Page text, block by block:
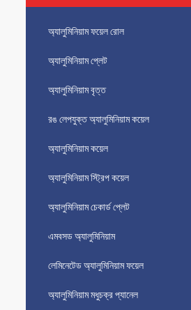
অ্যালুমিনিয়াম ফয়েল রোল
অ্যালুমিনিয়াম প্লেট
অ্যালুমিনিয়াম বৃত্ত
রঙ লেপযুক্ত অ্যালুমিনিয়াম কয়েল
অ্যালুমিনিয়াম কয়েল
অ্যালুমিনিয়াম স্ট্রিপ কয়েল
অ্যালুমিনিয়াম চেকার্ড প্লেট
এমবসড অ্যালুমিনিয়াম
লেমিনেটেড অ্যালুমিনিয়াম ফয়েল
অ্যালুমিনিয়াম মধুচক্র প্যানেল